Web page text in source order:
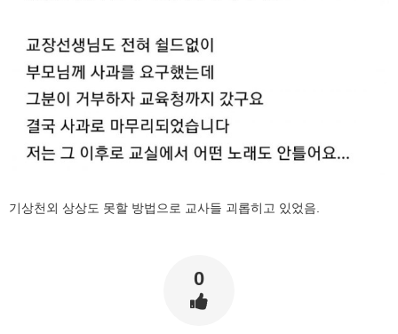
기상천외 상상도 못할 방법으로 교사들 괴롭히고 있었음.
0